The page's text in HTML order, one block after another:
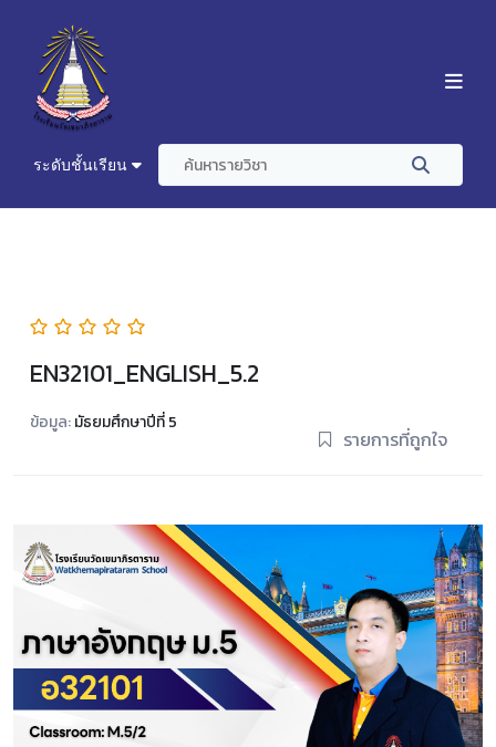
ระดับชั้นเรียน
EN32101_ENGLISH_5.2
ข้อมูล:มัธยมศึกษาปีที่ 5
รายการที่ถูกใจ